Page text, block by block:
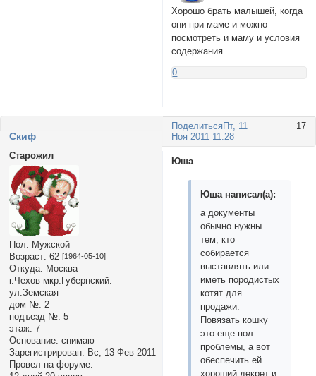
Хорошо брать малышей, когда
они при маме и можно
посмотреть и маму и условия
содержания.
0
Поделиться 17
Пт, 11
Ноя 2011 11:28
Cкиф
Старожил
Пол: Мужской
Возраст: 62 [1964-05-10]
Откуда: Москва
г.Чехов мкр.Губернский:
ул.Земская
дом №: 2
подъезд №: 5
этаж: 7
Основание: снимаю
Зарегистрирован: Вс, 13 Фев 2011
Провел на форуме:
Юша
Юша написал(а):
а документы
обычно нужны
тем, кто
собирается
выставлять или
иметь породистых
котят для
продажи.
Повязать кошку
это еще пол
проблемы, а вот
обеспечить ей
хороший декрет и